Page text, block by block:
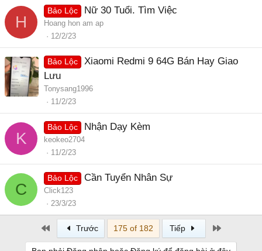
H
Bảo Lộc Nữ 30 Tuổi. Tìm Việc
Hoang hon am ap
12/2/23
Bảo Lộc
Xiaomi Redmi 9 64G Bán Hay Giao
Lưu
Tonysang1996
11/2/23
K
Bảo Lộc Nhận Dạy Kèm
keokeo2704
11/2/23
C
Bảo Lộc Cần Tuyển Nhân Sự
Click123
23/3/23
Trước 175 of 182 Tiếp